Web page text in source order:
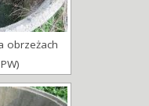
obrzeżach